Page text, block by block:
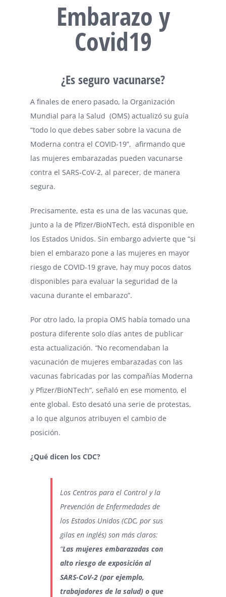
Embarazo y
Covid19
¿Es seguro vacunarse?
A finales de enero pasado, la Organización
Mundial para la Salud (OMS) actualizó su guía
“todo lo que debes saber sobre la vacuna de
Moderna contra el COVID-19”, afirmando que
las mujeres embarazadas pueden vacunarse
contra el SARS-CoV-2, al parecer, de manera
segura.
Precisamente, esta es una de las vacunas que,
junto a la de Pfizer/BioNTech, está disponible en
los Estados Unidos. Sin embargo advierte que “si
bien el embarazo pone a las mujeres en mayor
riesgo de COVID-19 grave, hay muy pocos datos
disponibles para evaluar la seguridad de la
vacuna durante el embarazo”.
Por otro lado, la propia OMS había tomado una
postura diferente solo días antes de publicar
esta actualización. “No recomendaban la
vacunación de mujeres embarazadas con las
vacunas fabricadas por las compañías Moderna
y Pfizer/BioNTech”, señaló en ese momento, el
ente global. Esto desató una serie de protestas,
a lo que algunos atribuyen el cambio de
posición.
¿Qué dicen los CDC?
Los Centros para el Control y la
Prevención de Enfermedades de
los Estados Unidos (CDC, por sus
gilas en inglés) son más claros:
“Las mujeres embarazadas con
alto riesgo de exposición al
SARS-CoV-2 (por ejemplo,
trabajadores de la salud) o que